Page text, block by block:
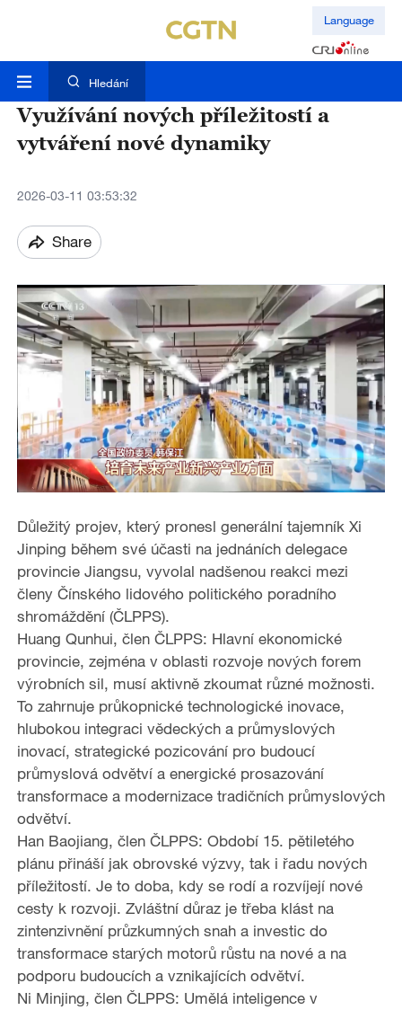
Language
Hledání
Využívání nových příležitostí a
vytváření nové dynamiky
2026-03-11 03:53:32
Share
Důležitý projev, který pronesl generální tajemník Xi
Jinping během své účasti na jednáních delegace
provincie Jiangsu, vyvolal nadšenou reakci mezi
členy Čínského lidového politického poradního
shromáždění (ČLPPS).
Huang Qunhui, člen ČLPPS: Hlavní ekonomické
provincie, zejména v oblasti rozvoje nových forem
výrobních sil, musí aktivně zkoumat různé možnosti.
To zahrnuje průkopnické technologické inovace,
hlubokou integraci vědeckých a průmyslových
inovací, strategické pozicování pro budoucí
průmyslová odvětví a energické prosazování
transformace a modernizace tradičních průmyslových
odvětví.
Han Baojiang, člen ČLPPS: Období 15. pětiletého
plánu přináší jak obrovské výzvy, tak i řadu nových
příležitostí. Je to doba, kdy se rodí a rozvíjejí nové
cesty k rozvoji. Zvláštní důraz je třeba klást na
zintenzivnění průzkumných snah a investic do
transformace starých motorů růstu na nové a na
podporu budoucích a vznikajících odvětví.
Ni Minjing, člen ČLPPS: Umělá inteligence v